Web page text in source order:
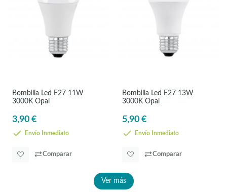
Bombilla Led E27 11W
3000K Opal
3,90 €
Envío Inmediato
Comparar
Bombilla Led E27 13W
3000K Opal
5,90 €
Envío Inmediato
Comparar
Ver más